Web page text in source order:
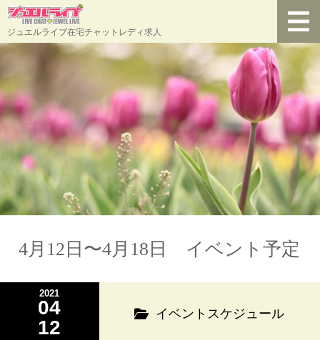
ジュエルライブ在宅チャットレディ求人
4月12日〜4月18日 イベント予定
2021
04
12
イベントスケジュール